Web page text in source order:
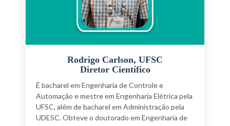
Rodrigo Carlson, UFSC
Diretor Científico
É bacharel em Engenharia de Controle e
Automação e mestre em Engenharia Elétrica pela
UFSC, além de bacharel em Administração pela
UDESC. Obteve o doutorado em Engenharia de